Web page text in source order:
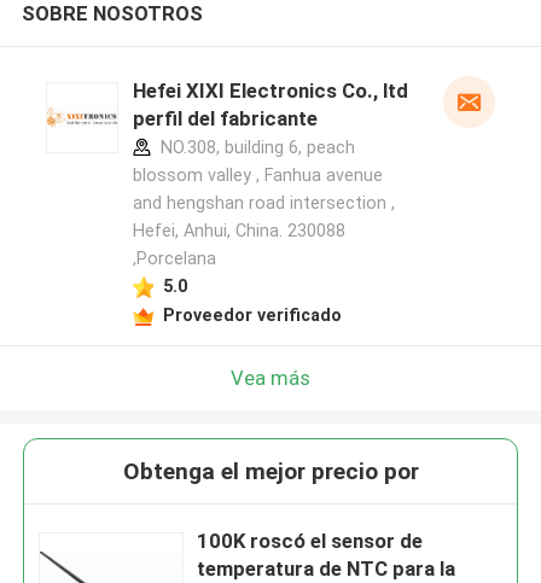
SOBRE NOSOTROS
Hefei XIXI Electronics Co., ltd
perfil del fabricante
NO.308, building 6, peach
blossom valley , Fanhua avenue
and hengshan road intersection ,
Hefei, Anhui, China. 230088
,Porcelana
5.0
Proveedor verificado
Vea más
Obtenga el mejor precio por
100K roscó el sensor de
temperatura de NTC para la